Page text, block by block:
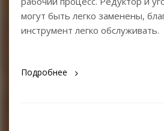
могут быть легко заменены,
инструмент легко обслуживать.
Подробнее